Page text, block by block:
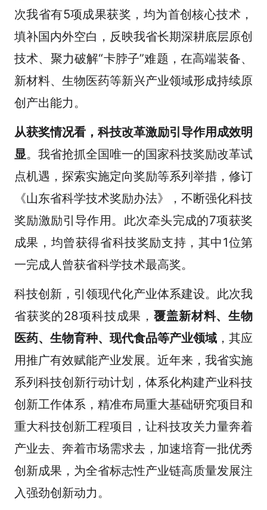
次我省有5项成果获奖，均为首创核心技术，
填补国内外空白，反映我省长期深耕底层原创
技术、聚力破解“卡脖子”难题，在高端装备、
新材料、生物医药等新兴产业领域形成持续原
创产出能力。
从获奖情况看，科技改革激励引导作用成效明
显。我省抢抓全国唯一的国家科技奖励改革试
点机遇，探索实施定向奖励等系列举措，修订
《山东省科学技术奖励办法》，不断强化科技
奖励激励引导作用。此次牵头完成的7项获奖
成果，均曾获得省科技奖励支持，其中1位第
一完成人曾获省科学技术最高奖。
科技创新，引领现代化产业体系建设。此次我
省获奖的28项科技成果，覆盖新材料、生物
医药、生物育种、现代食品等产业领域 ，其应
用推广有效赋能产业发展。近年来，我省实施
系列科技创新行动计划，体系化构建产业科技
创新工作体系，精准布局重大基础研究项目和
重大科技创新工程项目，让科技攻关力量奔着
产业去、奔着市场需求去，加速培育一批优秀
创新成果，为全省标志性产业链高质量发展注
入强劲创新动力。